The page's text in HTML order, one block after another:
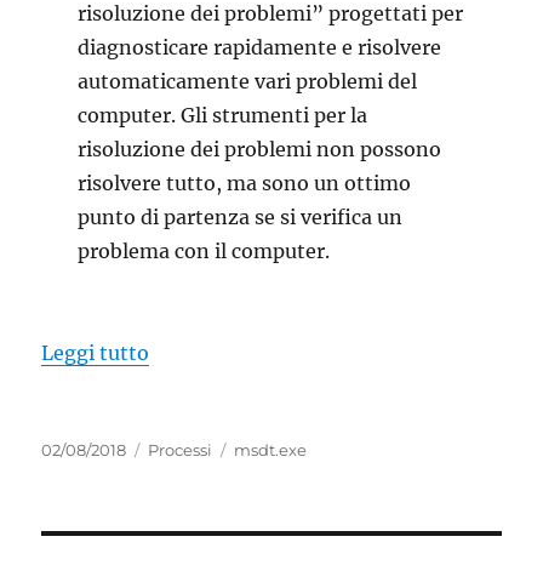
risoluzione dei problemi” progettati per
diagnosticare rapidamente e risolvere
automaticamente vari problemi del
computer. Gli strumenti per la
risoluzione dei problemi non possono
risolvere tutto, ma sono un ottimo
punto di partenza se si verifica un
problema con il computer.
Leggi tutto
Pubblicato
02/08/2018 Categorie
Processi Tag
msdt.exe